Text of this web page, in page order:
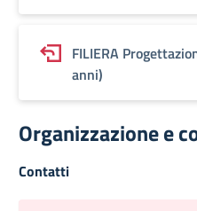
FILIERA
anni)
Organizzazione e
Contatti